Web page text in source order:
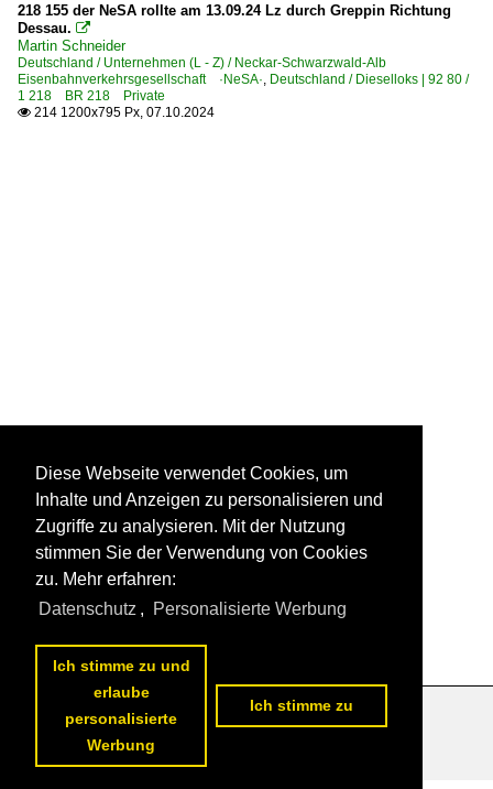
218 155 der NeSA rollte am 13.09.24 Lz durch Greppin Richtung
Dessau. 
Martin Schneider
Deutschland / Unternehmen (L - Z) / Neckar-Schwarzwald-Alb
Eisenbahnverkehrsgesellschaft ·NeSA· Deutschland / Dieselloks | 92 80 /
1 218 BR 218 Private
 214 1200x795 Px, 07.10.2024
Datenschutzerklärung|Impressum|Kontakt
Diese Webseite verwendet Cookies, um
Inhalte und Anzeigen zu personalisieren und
Zugriffe zu analysieren. Mit der Nutzung
stimmen Sie der Verwendung von Cookies
zu. Mehr erfahren:
Datenschutz , Personalisierte Werbung
Ich stimme zu und
erlaube
personalisierte
Werbung
Ich stimme zu